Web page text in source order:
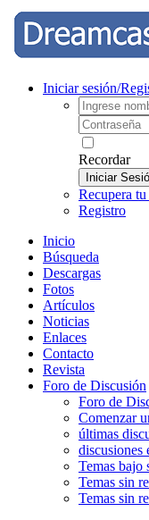
Iniciar sesión/
Recordar
Iniciar
Recupera tu
Registro
Inicio
Búsqueda
Descargas
Fotos
Artículos
Noticias
Enlaces
Contacto
Revista
Foro de Discusión
Foro de
Comenzar
últimas
discusiones
Temas bajo
Temas sin
Temas sin